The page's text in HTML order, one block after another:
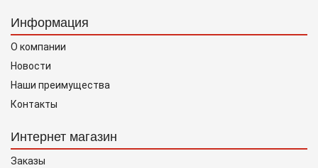
Информация
О компании
Новости
Наши преимущества
Контакты
Интернет магазин
Заказы